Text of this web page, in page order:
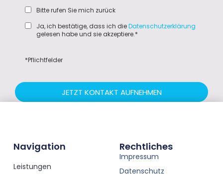
Bitte rufen Sie mich zurück
Ja, ich bestätige, dass ich dieDatenschutzerklärung
gelesen habe und sie akzeptiere.*
*Pflichtfelder
JETZT KONTAKT AUFNEHMEN
Navigation
Leistungen
Rechtliches
Impressum
Datenschutz